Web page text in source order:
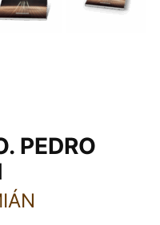
PEDRO